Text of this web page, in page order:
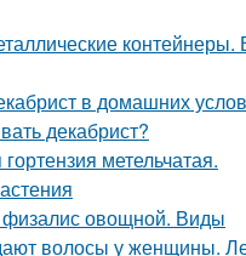
контейнеры.
в домашних
декабрист?
метельчатая.
физалис овощной. Виды
волосы у женщины.